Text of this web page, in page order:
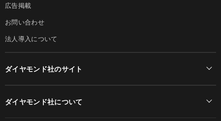
広告掲載
お問い合わせ
法人導入について
ダイヤモンド社のサイト
ダイヤモンド社について